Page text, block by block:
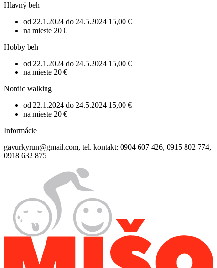
Hlavný beh
od 22.1.2024 do 24.5.2024 15,00 €
na mieste 20 €
Hobby beh
od 22.1.2024 do 24.5.2024 15,00 €
na mieste 20 €
Nordic walking
od 22.1.2024 do 24.5.2024 15,00 €
na mieste 20 €
Informácie
gavurkyrun@gmail.com, tel. kontakt: 0904 607 426, 0915 802 774,
0918 632 875